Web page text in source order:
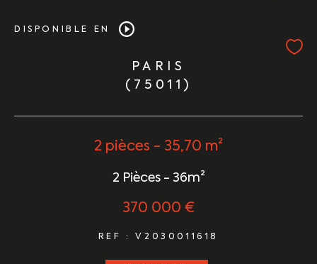
DISPONIBLE EN
PARIS
(75011)
2 pièces - 35,70 m²
2 Pièces - 36m²
370 000 €
REF : V2030011618